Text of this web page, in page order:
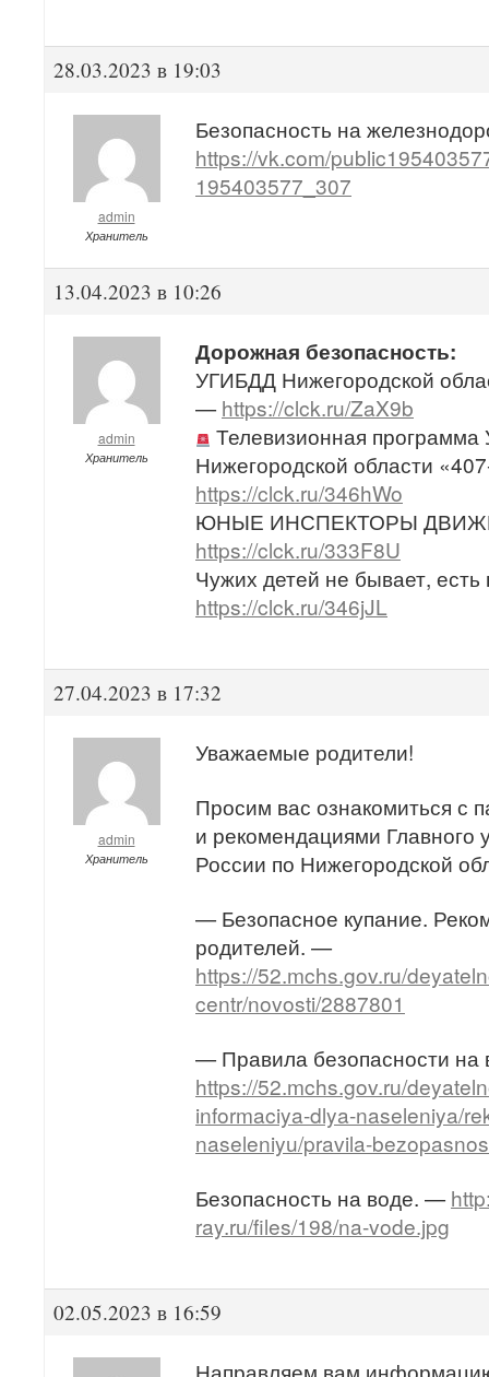
28.03.2023 в 19:03
admin
Хранитель
Безопасность на
https://vk.com/
195403577_307
13.04.2023 в 10:26
admin
Хранитель
Дорожная безопасность:
УГИБДД Нижегородской
— https://clck.ru/ZaX9b
Телевизионная
Нижегородской области
https://clck.ru/346hWo
ЮНЫЕ ИНСПЕКТОРЫ
https://clck.ru/333F8U
Чужих детей не бывает,
https://clck.ru/346jJL
27.04.2023 в 17:32
admin
Хранитель
Уважаемые родители!
Просим вас ознакомиться с
и рекомендациями
России по Нижегородской
— Безопасное купание.
родителей. —
https://52.mchs.gov.ru/
centr/novosti/2887801
— Правила безопасности
https://52.mchs.gov.ru/
informaciya-dlya-naseleniya/
naseleniyu/pravila-
Безопасность на воде. —
ray.ru/files/198/na-vode.jpg
02.05.2023 в 16:59